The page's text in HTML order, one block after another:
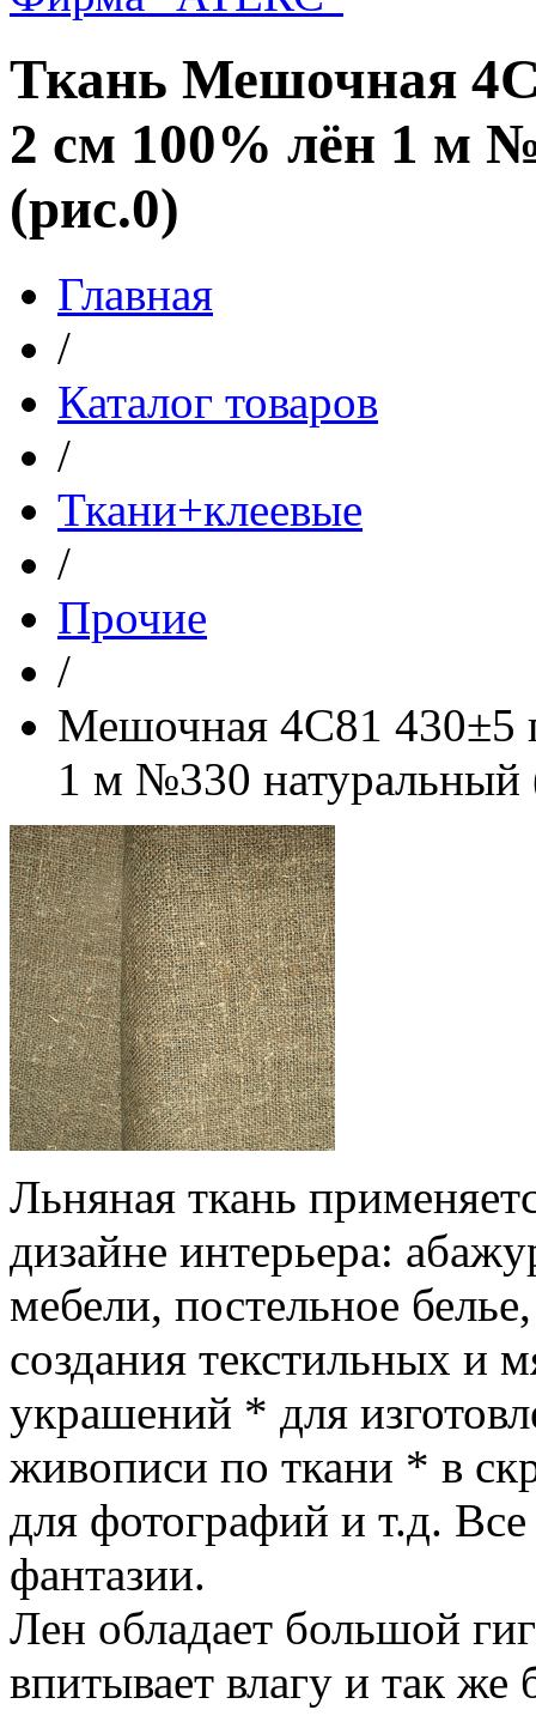
Ткань Мешочная
2 см 100% лён 1 м
(рис.0)
Главная
/
Каталог товаров
/
Ткани+клеевые
/
Прочие
/
Мешочная 4С81 430±5
1 м №330 натуральный
Льняная ткань
дизайне интерьера:
мебели, постельное
создания текстильных и
украшений * для
живописи по ткани * в
для фотографий и т.д.
фантазии.
Лен обладает большой
впитывает влагу и так